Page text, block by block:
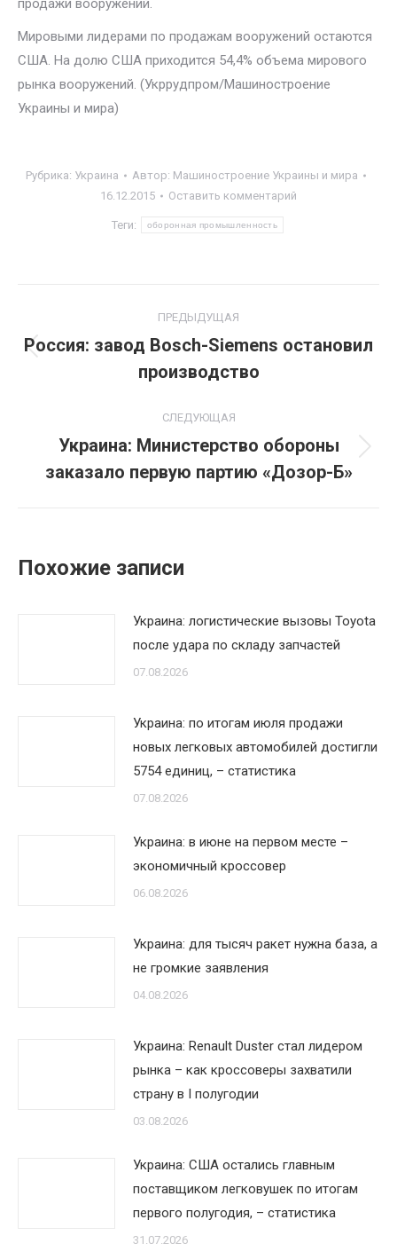
продажи вооружений.
Мировыми лидерами по продажам вооружений остаются
США. На долю США приходится 54,4% объема мирового
рынка вооружений. (Укррудпром/Машиностроение
Украины и мира)
Рубрика: Украина Автор: Машиностроение Украины и мира
16.12.2015
Оставить комментарий
Теги: оборонная промышленность
по
ПРЕДЫДУЩАЯ
Предыдущая
запись:
Россия: завод Bosch-Siemens остановил
производство
СЛЕДУЮЩАЯ
Следующая
запись:
Украина: Министерство обороны
заказало первую партию «Дозор-Б»
Похожие записи
Украина: логистические вызовы Toyota
после удара по складу запчастей
07.08.2026
Украина: по итогам июля продажи
новых легковых автомобилей достигли
5754 единиц, – статистика
07.08.2026
Украина: в июне на первом месте –
экономичный кроссовер
06.08.2026
Украина: для тысяч ракет нужна база, а
не громкие заявления
04.08.2026
Украина: Renault Duster стал лидером
рынка – как кроссоверы захватили
страну в I полугодии
03.08.2026
Украина: США остались главным
поставщиком легковушек по итогам
первого полугодия, – статистика
31.07.2026